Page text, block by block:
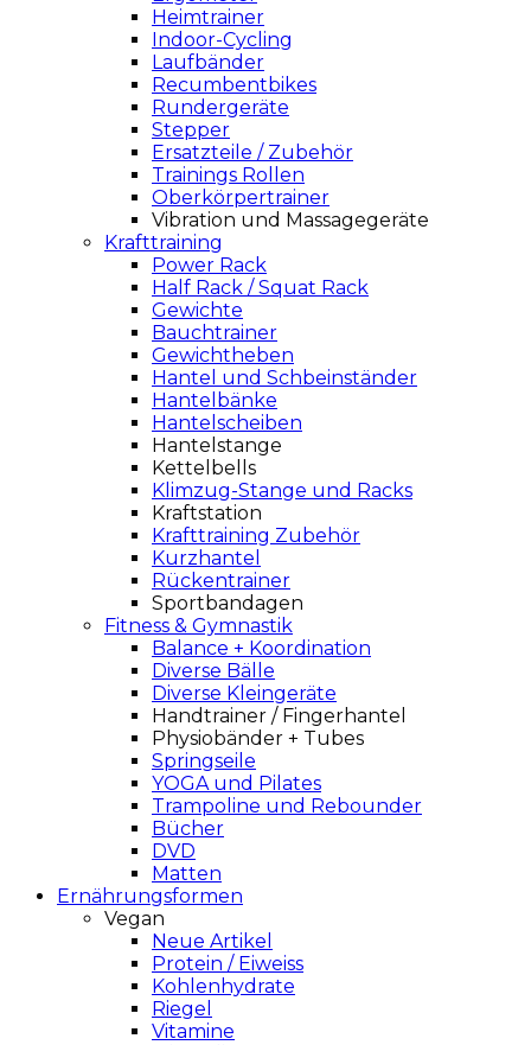
Heimtrainer
Indoor-Cycling
Laufbänder
Recumbentbikes
Rundergeräte
Stepper
Ersatzteile / Zubehör
Trainings Rollen
Oberkörpertrainer
Vibration und Massagegeräte
Krafttraining
Power Rack
Half Rack / Squat Rack
Gewichte
Bauchtrainer
Gewichtheben
Hantel und Schbeinständer
Hantelbänke
Hantelscheiben
Hantelstange
Kettelbells
Klimzug-Stange und Racks
Kraftstation
Krafttraining Zubehör
Kurzhantel
Rückentrainer
Sportbandagen
Fitness & Gymnastik
Balance + Koordination
Diverse Bälle
Diverse Kleingeräte
Handtrainer / Fingerhantel
Physiobänder + Tubes
Springseile
YOGA und Pilates
Trampoline und Rebounder
Bücher
DVD
Matten
Ernährungsformen
Vegan
Neue Artikel
Protein / Eiweiss
Kohlenhydrate
Riegel
Vitamine